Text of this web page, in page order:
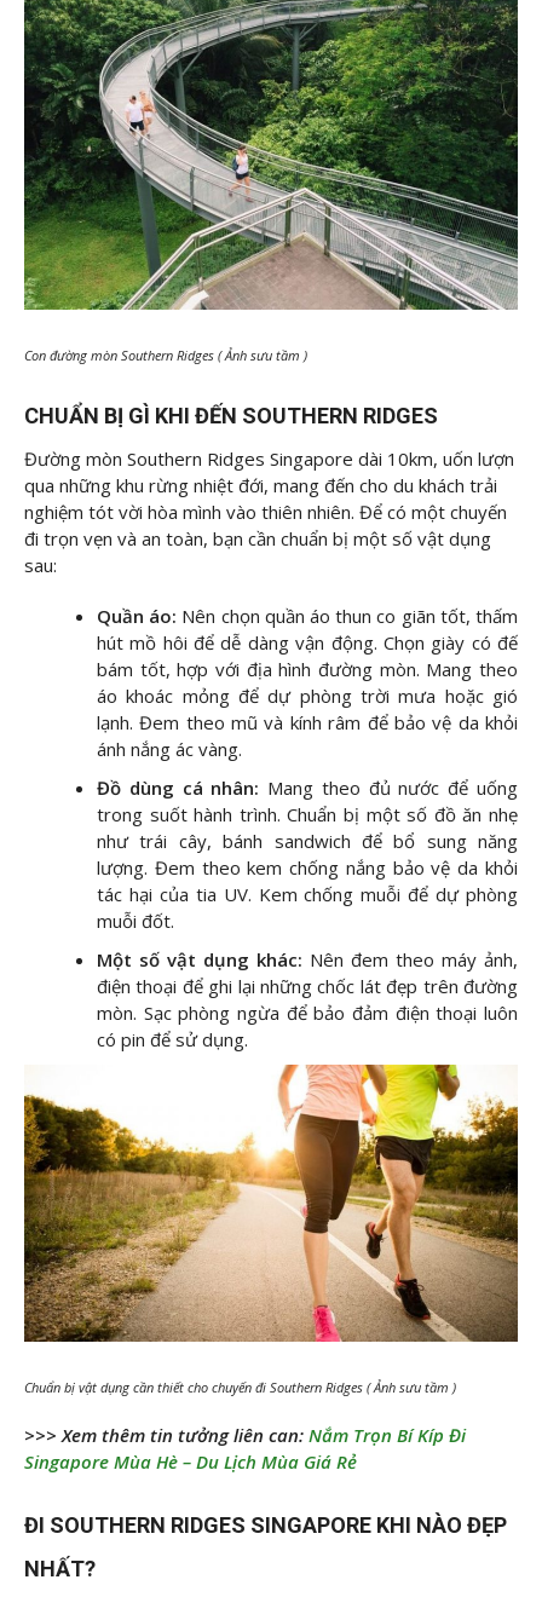
Con đường mòn Southern Ridges ( Ảnh sưu tầm )
CHUẨN BỊ GÌ KHI ĐẾN SOUTHERN RIDGES
Đường mòn Southern Ridges Singapore dài 10km, uốn lượn
qua những khu rừng nhiệt đới, mang đến cho du khách trải
nghiệm tót vời hòa mình vào thiên nhiên. Để có một chuyến
đi trọn vẹn và an toàn, bạn cần chuẩn bị một số vật dụng
sau:
Quần áo: Nên chọn quần áo thun co giãn tốt, thấm
hút mồ hôi để dễ dàng vận động. Chọn giày có đế
bám tốt, hợp với địa hình đường mòn. Mang theo
áo khoác mỏng để dự phòng trời mưa hoặc gió
lạnh. Đem theo mũ và kính râm để bảo vệ da khỏi
ánh nắng ác vàng.
Đồ dùng cá nhân: Mang theo đủ nước để uống
trong suốt hành trình. Chuẩn bị một số đồ ăn nhẹ
như trái cây, bánh sandwich để bổ sung năng
lượng. Đem theo kem chống nắng bảo vệ da khỏi
tác hại của tia UV. Kem chống muỗi để dự phòng
muỗi đốt.
Một số vật dụng khác: Nên đem theo máy ảnh,
điện thoại để ghi lại những chốc lát đẹp trên đường
mòn. Sạc phòng ngừa để bảo đảm điện thoại luôn
có pin để sử dụng.
Chuẩn bị vật dụng cần thiết cho chuyến đi Southern Ridges ( Ảnh sưu tầm )
>>> Xem thêm tin tưởng liên can: Nắm Trọn Bí Kíp Đi
Singapore Mùa Hè – Du Lịch Mùa Giá Rẻ
ĐI SOUTHERN RIDGES SINGAPORE KHI NÀO ĐẸP
NHẤT?